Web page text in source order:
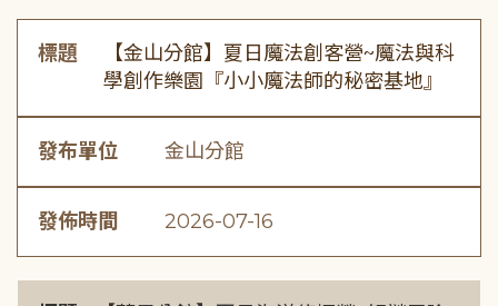
標題
【金山分館】夏日魔法創客營~魔法與科
學創作樂園『小小魔法師的秘密基地』
發布單位 金山分館
發佈時間 2026-07-16